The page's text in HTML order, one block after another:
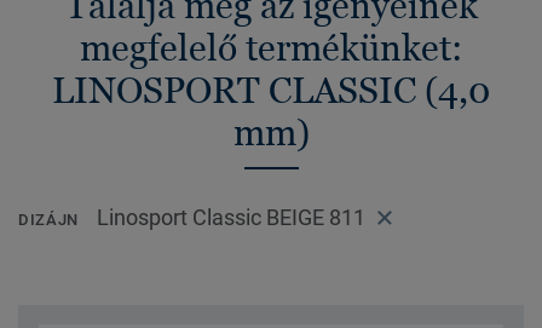
megfelelő termékünket:
LINOSPORT CLASSIC (4,0
mm)
DIZÁJN Linosport Classic BEIGE 811